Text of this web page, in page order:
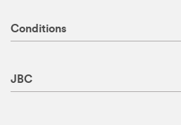
Conditions
JBC